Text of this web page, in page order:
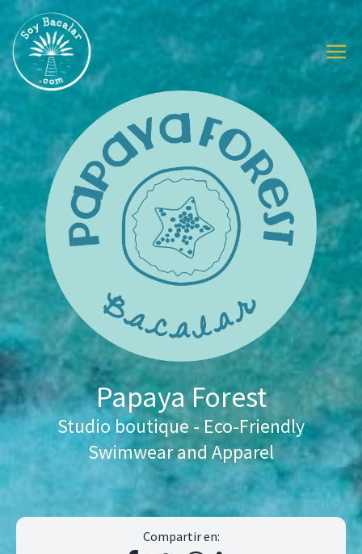
Papaya Forest
Studio boutique - Eco-Friendly
Swimwear and Apparel
Compartir en: